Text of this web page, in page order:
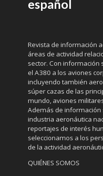
español
Revista de información
áreas de actividad
sector. Con información
el A380 a los aviones
incluyendo también
súper cazas de las
mundo, aviones
Además de
industria aeronáutica
reportajes de interés
seleccionamos a los
de la actividad
QUIÉNES SOMOS